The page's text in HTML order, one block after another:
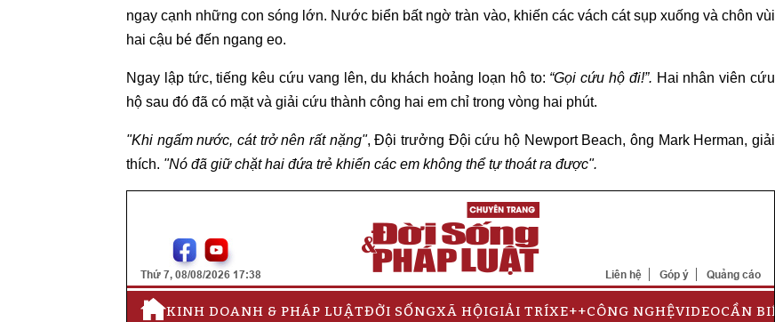
ngay cạnh những con sóng lớn. Nước biển bất ngờ tràn vào, khiến các vách cát sụp xuống và chôn vùi
hai cậu bé đến ngang eo.
Ngay lập tức, tiếng kêu cứu vang lên, du khách hoảng loạn hô to: “Gọi cứu hộ đi!”. Hai nhân viên cứu
hộ sau đó đã có mặt và giải cứu thành công hai em chỉ trong vòng hai phút.
"Khi ngấm nước, cát trở nên rất nặng", Đội trưởng Đội cứu hộ Newport Beach, ông Mark Herman, giải
thích. "Nó đã giữ chặt hai đứa trẻ khiến các em không thể tự thoát ra được".